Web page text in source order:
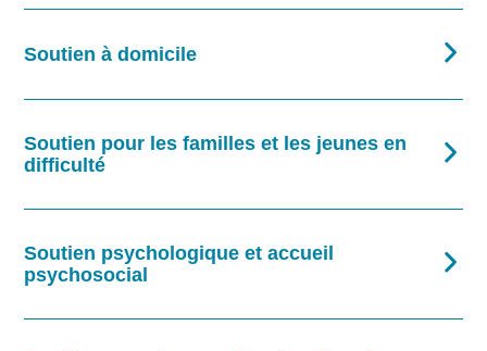
Soutien à domicile
Soutien pour les familles et les jeunes en
difficulté
Soutien psychologique et accueil
psychosocial